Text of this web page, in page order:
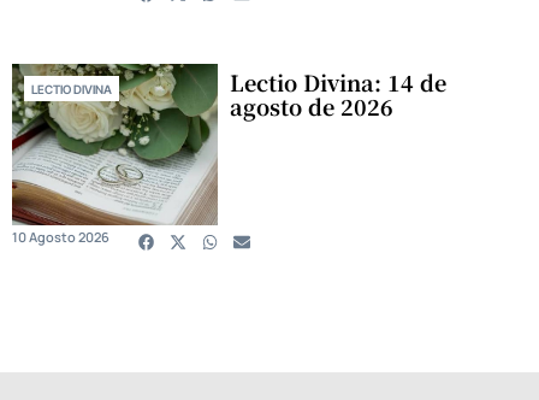
LECTIO DIVINA Lectio Divina: 14 de
agosto de 2026
10 Agosto 2026